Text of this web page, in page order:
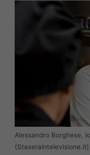
Alessandro Borghese,
(Staseraintelevisione.it)